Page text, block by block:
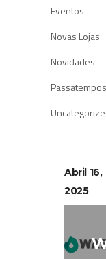
Eventos
Novas Lojas
Novidades
Passatempos
Abril 16,
2025